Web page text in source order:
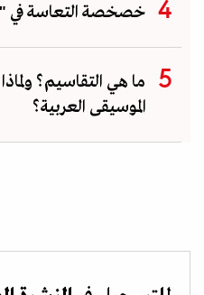
خصخصة التعاسة في
ما هي التقاسيم؟
الموسيقى العربية؟